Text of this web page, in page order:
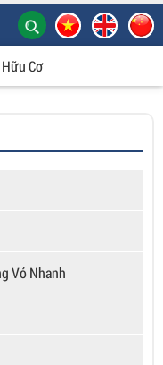
Cơ
Vỏ Nhanh